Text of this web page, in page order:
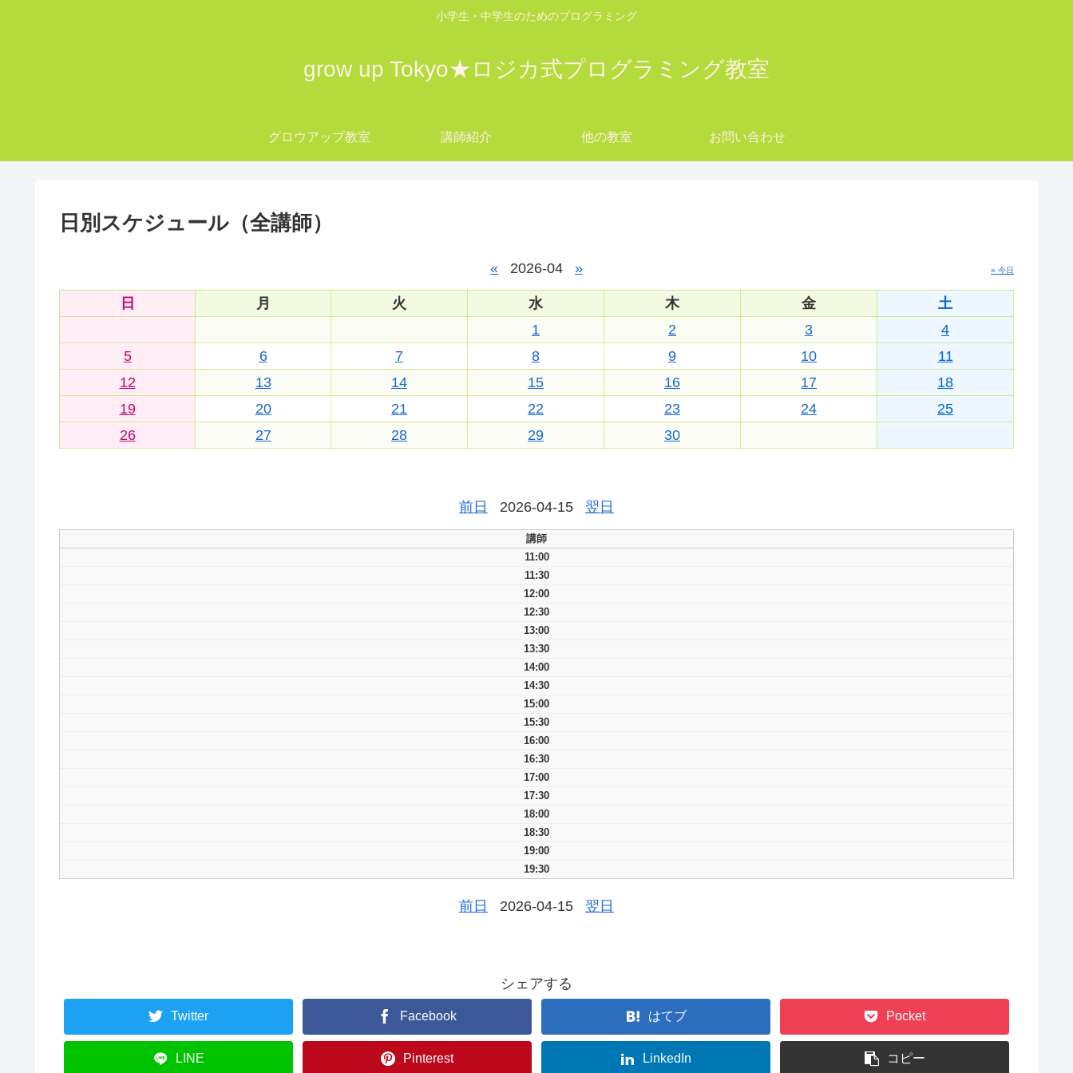
小学生・中学生のためのプログラミング
grow up Tokyo★ロジカ式プログラミング教室
グロウアップ教室 講師紹介 他の教室 お問い合わせ
日別スケジュール（全講師）
« 2026-04 » » 今日
日 月 火 水 木 金
土
1
2 3
4
5
6 7 8 9 10
11
12
13 14 15 16 17
18
19
20 21 22 23 24
25
26
27 28 29 30
前日 2026-04-15 翌日
講師
11:00
11:30
12:00
12:30
13:00
13:30
14:00
14:30
15:00
15:30
16:00
16:30
17:00
17:30
18:00
18:30
19:00
19:30
前日 2026-04-15 翌日
シェアする
Twitter Facebook はてブ Pocket
LINE Pinterest LinkedIn コピー